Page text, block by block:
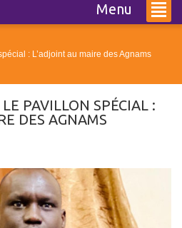
Menu
: L’adjoint au maire des Agnams
PAVILLON SPÉCIAL :
DES AGNAMS